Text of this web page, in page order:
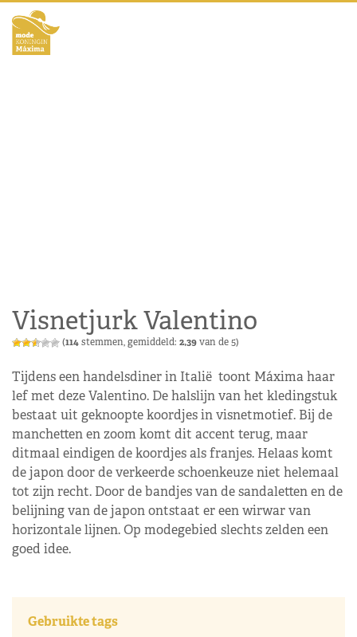
Visnetjurk Valentino
(114stemmen, gemiddeld: 2,39van de 5)
Tijdens een handelsdiner in Italië toont Máxima haar
lef met deze Valentino. De halslijn van het kledingstuk
bestaat uit geknoopte koordjes in visnetmotief. Bij de
manchetten en zoom komt dit accent terug, maar
ditmaal eindigen de koordjes als franjes. Helaas komt
de japon door de verkeerde schoenkeuze niet helemaal
tot zijn recht. Door de bandjes van de sandaletten en de
belijning van de japon ontstaat er een wirwar van
horizontale lijnen. Op modegebied slechts zelden een
goed idee.
Gebruikte tags